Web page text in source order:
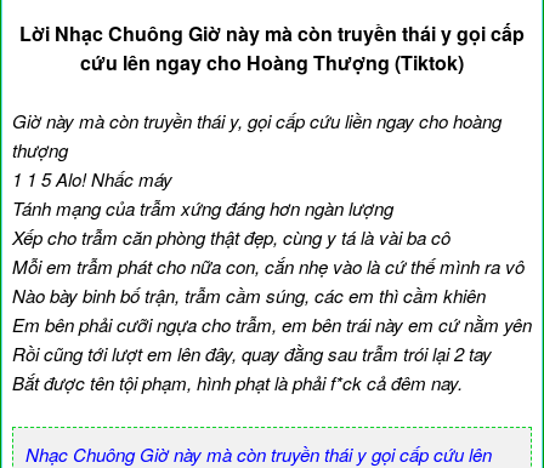
Lời Nhạc Chuông Giờ này mà còn truyền thái y gọi cấp
cứu lên ngay cho Hoàng Thượng (Tiktok)
Giờ này mà còn truyền thái y, gọi cấp cứu liền ngay cho hoàng
thượng
1 1 5 Alo! Nhấc máy
Tánh mạng của trẫm xứng đáng hơn ngàn lượng
Xếp cho trẫm căn phòng thật đẹp, cùng y tá là vài ba cô
Mỗi em trẫm phát cho nữa con, cắn nhẹ vào là cứ thế mình ra vô
Nào bày binh bố trận, trẫm cầm súng, các em thì cầm khiên
Em bên phải cưỡi ngựa cho trẫm, em bên trái này em cứ nằm yên
Rồi cũng tới lượt em lên đây, quay đằng sau trẫm trói lại 2 tay
Bắt được tên tội phạm, hình phạt là phải f*ck cả đêm nay.
Nhạc Chuông Giờ này mà còn truyền thái y gọi cấp cứu lên